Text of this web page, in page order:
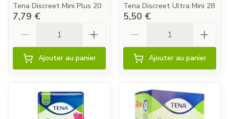
Tena Discreet Mini Plus 20
7,79 €
Ajouter au panier
Tena Discreet Ultra Mini 28
5,50 €
Ajouter au panier